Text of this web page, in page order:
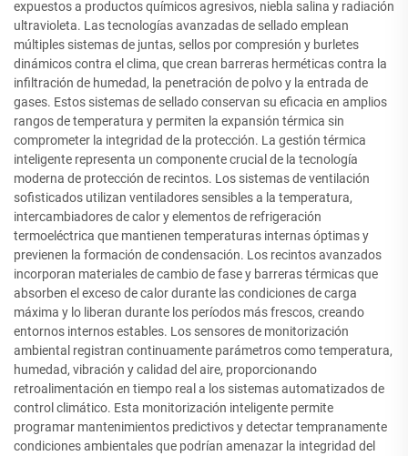
expuestos a productos químicos agresivos, niebla salina y radiación
ultravioleta. Las tecnologías avanzadas de sellado emplean
múltiples sistemas de juntas, sellos por compresión y burletes
dinámicos contra el clima, que crean barreras herméticas contra la
infiltración de humedad, la penetración de polvo y la entrada de
gases. Estos sistemas de sellado conservan su eficacia en amplios
rangos de temperatura y permiten la expansión térmica sin
comprometer la integridad de la protección. La gestión térmica
inteligente representa un componente crucial de la tecnología
moderna de protección de recintos. Los sistemas de ventilación
sofisticados utilizan ventiladores sensibles a la temperatura,
intercambiadores de calor y elementos de refrigeración
termoeléctrica que mantienen temperaturas internas óptimas y
previenen la formación de condensación. Los recintos avanzados
incorporan materiales de cambio de fase y barreras térmicas que
absorben el exceso de calor durante las condiciones de carga
máxima y lo liberan durante los períodos más frescos, creando
entornos internos estables. Los sensores de monitorización
ambiental registran continuamente parámetros como temperatura,
humedad, vibración y calidad del aire, proporcionando
retroalimentación en tiempo real a los sistemas automatizados de
control climático. Esta monitorización inteligente permite
programar mantenimientos predictivos y detectar tempranamente
condiciones ambientales que podrían amenazar la integridad del